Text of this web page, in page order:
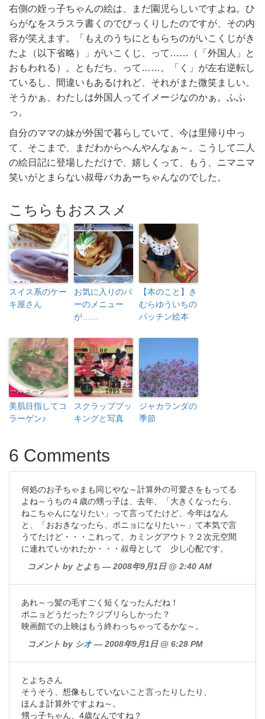
右側の姪っ子ちゃんの絵は、まだ園児らしいですよね。ひ
らがなをスラスラ書くのでびっくりしたのですが、その内
容が笑えます。「もえのうちにともらちのがいこくじがき
たよ（以下省略）」がいこくじ、って……（「外国人」と
おもわれる）。ともだち、って……。「く」が左右逆転し
ているし、間違いもあるけれど、それがまた微笑ましい。
そうかぁ、わたしは外国人ってイメージなのかぁ。ふふ
っ。
自分のママの妹が外国で暮らしていて、今は里帰り中っ
て、そこまで、まだわからへんやんなぁ～。こうして二人
の絵日記に登場しただけで、嬉しくって、もう、ニマニマ
笑いがとまらない叔母バカあーちゃんなのでした。
こちらもおススメ
スイス系のケー
キ屋さん
お気に入りのバ
ーのメニュー
が……
【本のこと】き
むらゆういちの
パッチン絵本
美肌目指してコ
ラーゲン♪
スクラップブッ
キングと写真
ジャカランダの
季節
6 Comments
何処のお子ちゃまも同じやな～計算外の可愛さをもってる
よね～うちの４歳の甥っ子は、去年、「大きくなったら、
ねこちゃんになりたい」って言ってたけど、今年はなん
と、「おおきなったら、ポニョになりたい～」て本気で言
うてたけど・・・これって、カミングアウト？２次元空間
に連れていかれたか・・・叔母として 少し心配です。
コメント by とよち — 2008年9月1日 @ 2:40 AM
あれ～っ髪の毛すごく短くなったんだね！
ポニョどうだった？ジブリらしかった？
映画館での上映はもう終わっちゃってるかな～。
コメント by シオ— 2008年9月1日 @ 6:28 PM
とよちさん
そうそう、想像もしていないこと言ったりしたり、
ほんま計算外ですよね～。
甥っ子ちゃん、4歳なんですね？